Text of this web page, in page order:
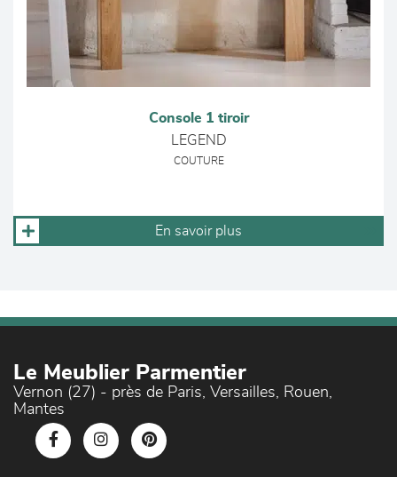
Console 1 tiroir
LEGEND
COUTURE
En savoir plus
Le Meublier Parmentier
Vernon (27) - près de Paris, Versailles, Rouen,
Mantes